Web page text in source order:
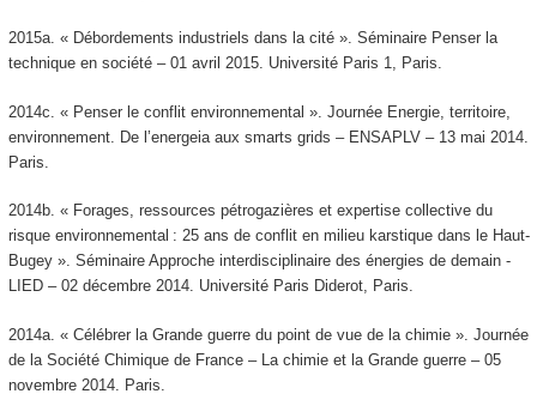
2015a. « Débordements industriels dans la cité ». Séminaire Penser la
technique en société – 01 avril 2015. Université Paris 1, Paris.
2014c. « Penser le conflit environnemental ». Journée Energie, territoire,
environnement. De l’energeia aux smarts grids – ENSAPLV – 13 mai 2014.
Paris.
2014b. « Forages, ressources pétrogazières et expertise collective du
risque environnemental : 25 ans de conflit en milieu karstique dans le Haut-
Bugey ». Séminaire Approche interdisciplinaire des énergies de demain -
LIED – 02 décembre 2014. Université Paris Diderot, Paris.
2014a. « Célébrer la Grande guerre du point de vue de la chimie ». Journée
de la Société Chimique de France – La chimie et la Grande guerre – 05
novembre 2014. Paris.